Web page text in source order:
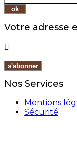
Votre adresse

Nos Services
Mentions
Sécurité